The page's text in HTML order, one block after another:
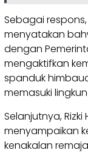
Sebagai
menyatakan
dengan
mengaktifkan
spanduk
memasuki
Selanjutnya,
menyampaikan
kenakalan